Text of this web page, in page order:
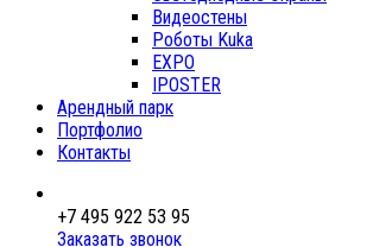
Видеостены
Роботы Kuka
EXPO
IPOSTER
Арендный парк
Портфолио
Контакты
+7 495 922 53 95
Заказать звонок